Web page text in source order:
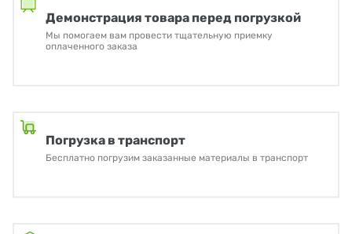
Демонстрация товара перед погрузкой
Мы помогаем вам провести тщательную приемку
оплаченного заказа
Погрузка в транспорт
Бесплатно погрузим заказанные материалы в транспорт